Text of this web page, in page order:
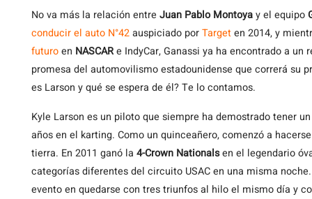
No va más la relación entre Juan Pablo Montoyay el equipo
conducir el auto N°42auspiciado porTargeten 2014, y
futuroen NASCARe IndyCar, Ganassi ya ha encontrado a un
promesa del automovilismo estadounidense que correrá su
es Larson y qué se espera de él? Te lo contamos.
Kyle Larson es un piloto que siempre ha demostrado tener
años en el karting. Como un quinceañero, comenzó a
tierra. En 2011 ganó la 4-Crown Nationalsen el legendario
categorías diferentes del circuito USAC en una misma
evento en quedarse con tres triunfos al hilo el mismo día y